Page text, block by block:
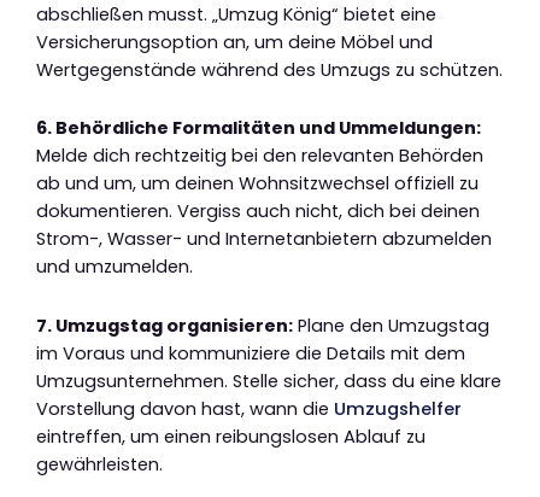
abschließen musst. „Umzug König“ bietet eine
Versicherungsoption an, um deine Möbel und
Wertgegenstände während des Umzugs zu schützen.
6. Behördliche Formalitäten und Ummeldungen:
Melde dich rechtzeitig bei den relevanten Behörden
ab und um, um deinen Wohnsitzwechsel offiziell zu
dokumentieren. Vergiss auch nicht, dich bei deinen
Strom-, Wasser- und Internetanbietern abzumelden
und umzumelden.
7. Umzugstag organisieren: Plane den Umzugstag
im Voraus und kommuniziere die Details mit dem
Umzugsunternehmen. Stelle sicher, dass du eine klare
Vorstellung davon hast, wann die Umzugshelfer
eintreffen, um einen reibungslosen Ablauf zu
gewährleisten.